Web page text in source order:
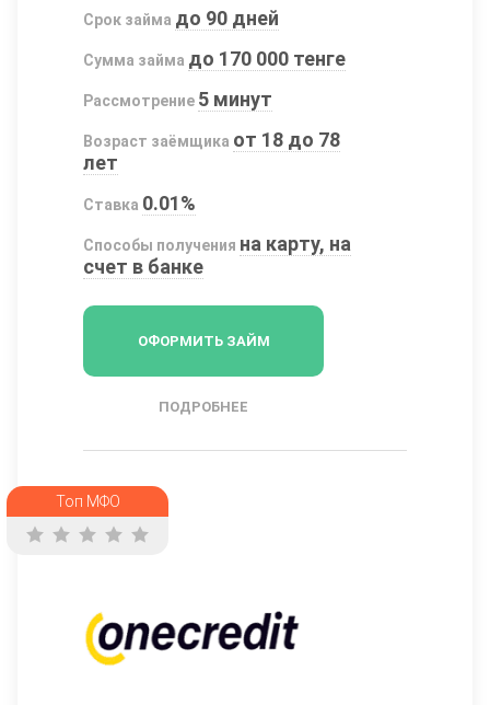
Срок займа до 90 дней
Сумма займа до 170 000 тенге
Рассмотрение 5 минут
Возраст заёмщика от 18 до 78
лет
Ставка 0.01%
Способы получения на карту, на
счет в банке
ОФОРМИТЬ ЗАЙМ
ПОДРОБНЕЕ
Топ МФО